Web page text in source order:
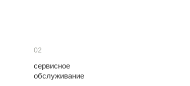
02
сервисное
обслуживание